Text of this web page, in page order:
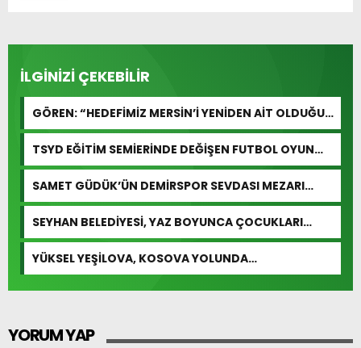
İLGİNİZİ ÇEKEBİLİR
GÖREN: “HEDEFİMİZ MERSİN’İ YENİDEN AİT OLDUĞU
YERE TAŞIMAK”
TSYD EĞİTİM SEMİERİNDE DEĞİŞEN FUTBOL OYUN
KURALLARI ANLATILDI
SAMET GÜDÜK’ÜN DEMİRSPOR SEVDASI MEZARI
BAŞINDA YAŞATILDI
SEYHAN BELEDİYESİ, YAZ BOYUNCA ÇOCUKLARI
HAVUZLARLA BULUŞTURUYOR…
YÜKSEL YEŞİLOVA, KOSOVA YOLUNDA…
YORUM YAP